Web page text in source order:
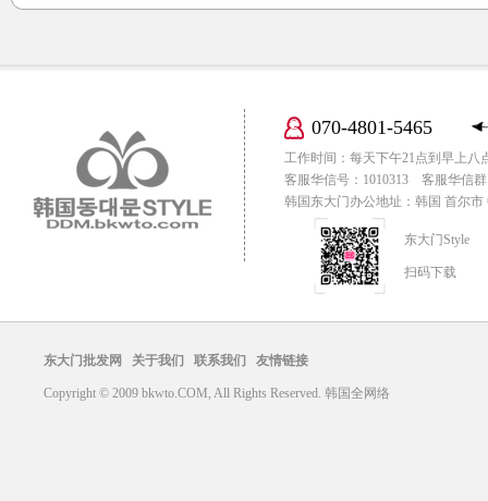
070-4801-5465
工作时间：每天下午21点到早上八
客服华信号：1010313 客服华信
韩国东大门办公地址：韩国 首尔
东大门Style
扫码下载
东大门批发网 关于我们 联系我们 友情链接
Copyright © 2009 bkwto.COM, All Rights Reserved. 韩国全网络